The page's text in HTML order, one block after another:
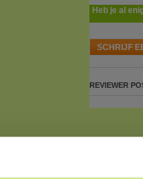
Heb je al
SCHRIJF
REVIEWER